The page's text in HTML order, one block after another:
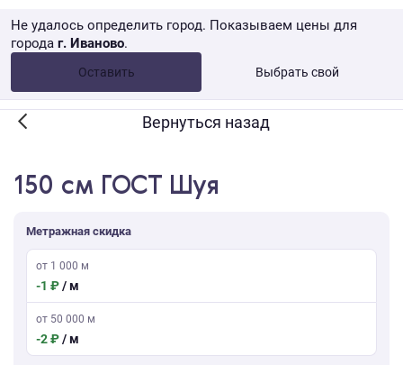
Не удалось определить город. Показываем цены для
города г. Иваново.
Оставить Выбрать свой
от 10 000 ₽ Розница → WB
Вернуться назад
150 см ГОСТ Шуя
Метражная скидка
от 1 000 м
-1 ₽/ м
от 50 000 м
-2 ₽/ м